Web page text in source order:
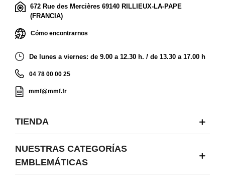
672 Rue des Mercières 69140 RILLIEUX-LA-PAPE
(FRANCIA)
Cómo encontrarnos
De lunes a viernes: de 9.00 a 12.30 h. / de 13.30 a 17.00 h
04 78 00 00 25
mmf@mmf.fr
TIENDA
NUESTRAS CATEGORÍAS
EMBLEMÁTICAS